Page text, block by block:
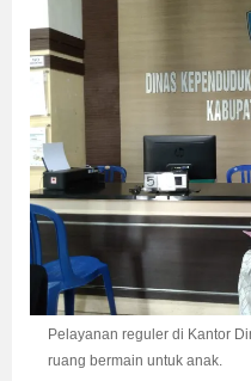
Pelayanan reguler di Kantor
ruang bermain untuk anak.